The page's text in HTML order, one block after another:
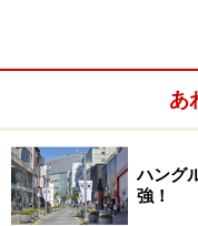
いかがでしょう？
下に出てくる言語バ
してみてください。
ね。それをクリック
あ
ハング
強！